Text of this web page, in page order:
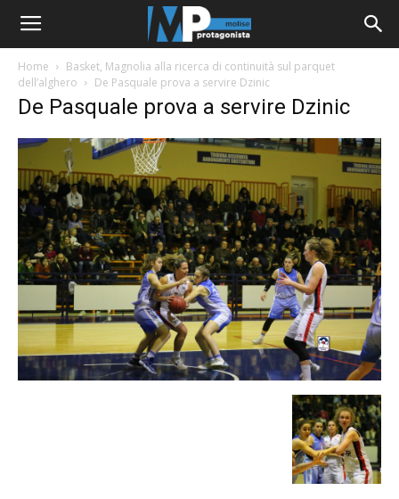
Home
Basket, Magnolia alla ricerca di continuità sul parquet
dell’alghero
De Pasquale prova a servire Dzinic
De Pasquale prova a servire Dzinic